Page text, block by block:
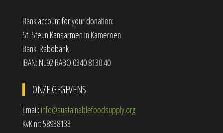
Bank account for your donation:
St. Steun Kansarmen in Kameroen
Bank: Rabobank
IBAN: NL92 RABO 0340 8130 40
ONZE GEGEVENS
Email: info@sustainablefoodsupply.org
KvK nr: 58938133